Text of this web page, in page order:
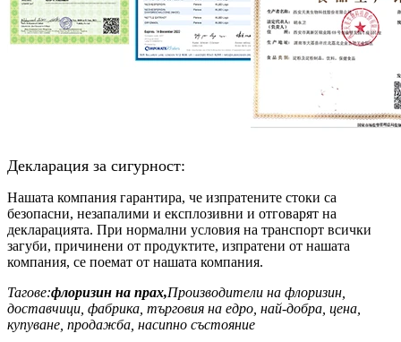
Декларация за сигурност:
Нашата компания гарантира, че изпратените стоки са
безопасни, незапалими и експлозивни и отговарят на
декларацията. При нормални условия на транспорт всички
загуби, причинени от продуктите, изпратени от нашата
компания, се поемат от нашата компания.
Тагове:флоризин на прах,Производители на флоризин,
доставчици, фабрика, търговия на едро, най-добра, цена,
купуване, продажба, насипно състояние